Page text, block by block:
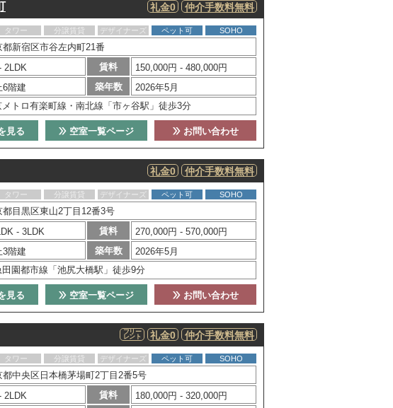
仲介手数料無料
礼金0
タワー 分譲賃貸 デザイナーズ ペット可 SOHO
都新宿区市谷左内町21番
2LDK 賃料
150,000円 - 480,000円
6階建 築年数
2026年5月
メトロ有楽町線・南北線「市ヶ谷駅」徒歩3分
お問い合わせ
空室一覧ページ
見る
仲介手数料無料
礼金0
タワー 分譲賃貸 デザイナーズ ペット可 SOHO
都目黒区東山2丁目12番3号
- 3LDK 賃料
270,000円 - 570,000円
3階建 築年数
2026年5月
田園都市線「池尻大橋駅」徒歩9分
お問い合わせ
空室一覧ページ
見る
仲介手数料無料
礼金0
フリー
レント
タワー 分譲賃貸 デザイナーズ ペット可 SOHO
都中央区日本橋茅場町2丁目2番5号
2LDK 賃料
180,000円 - 320,000円